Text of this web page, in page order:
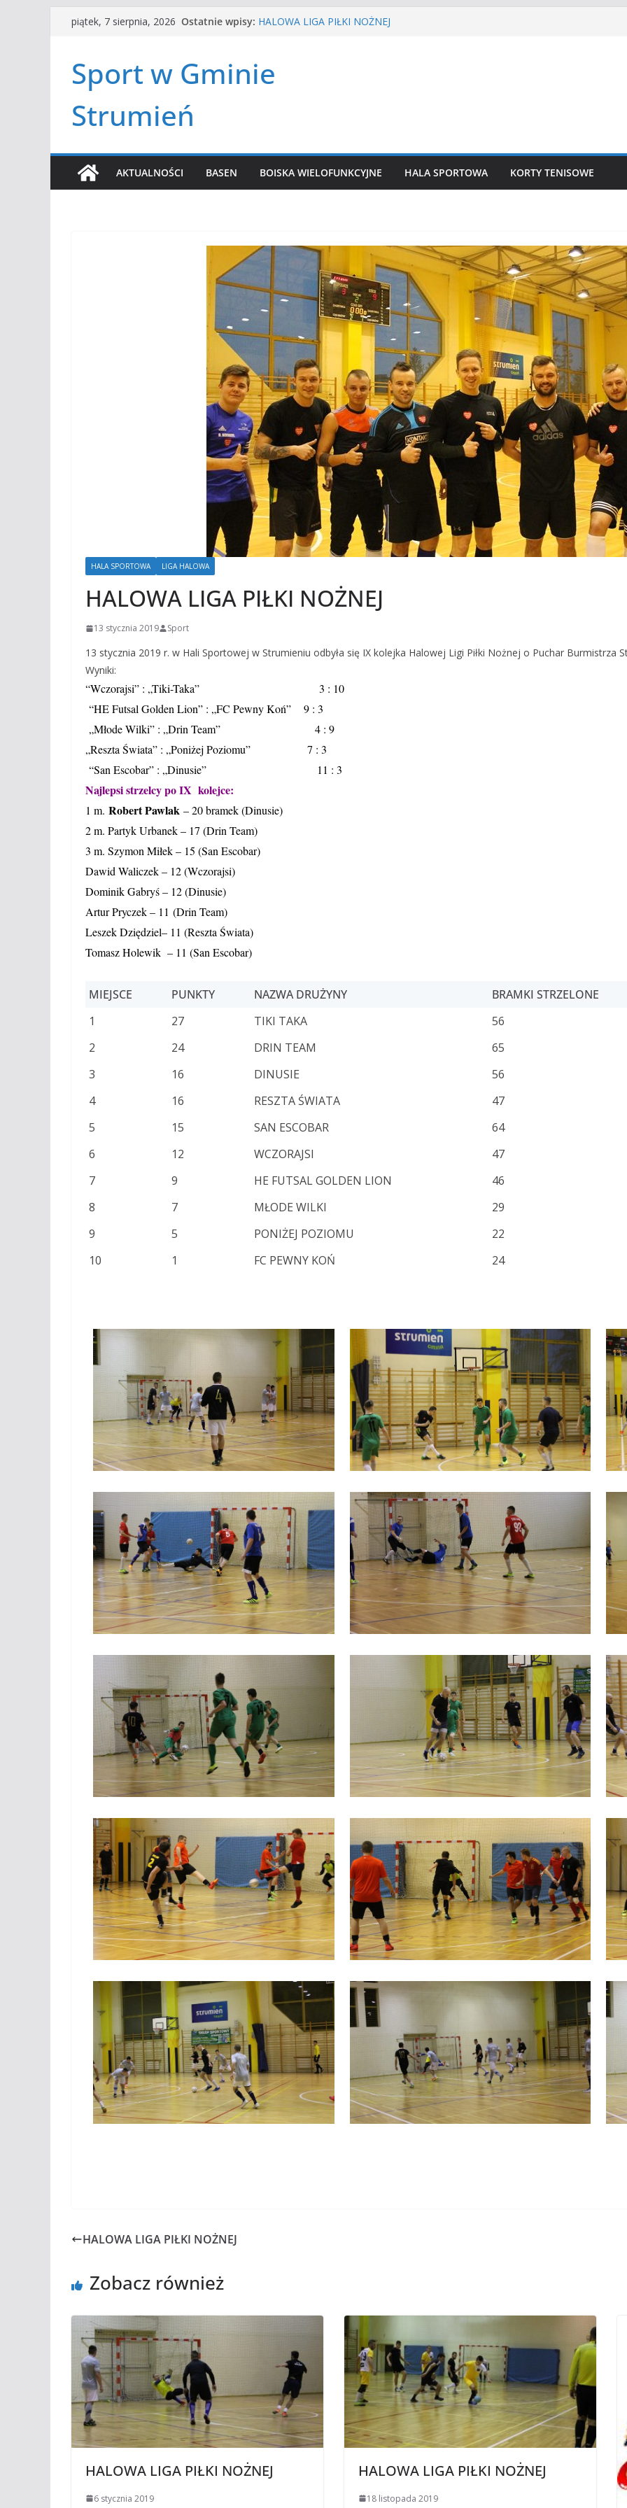
Przejdźpiątek, 7 sierpnia, 2026 Ostatnie wpisy: HALOWA LIGA PIŁKI NOŻNEJ
Czwórbój lekkoatletyczny
Sport w Gminie
Strumień
AKTUALNOŚCI BASEN BOISKA WIELOFUNKCYJNE HALA SPORTOWA KORTY TENISOWE
HALA SPORTOWA LIGA HALOWA
HALOWA LIGA PIŁKI NOŻNEJ
13 stycznia 2019 Sport
13 stycznia 2019 r. w Hali Sportowej w Strumieniu odbyła się IX kolejka Halowej Ligi Piłki Nożnej o Puchar Burmistrza
Wyniki:
“Wczorajsi” : „Tiki-Taka” 3 : 10
“HE Futsal Golden Lion” : „FC Pewny Koń” 9 : 3
„Młode Wilki” : „Drin Team” 4 : 9
„Reszta Świata” : „Poniżej Poziomu” 7 : 3
“San Escobar” : „Dinusie” 11 : 3
Najlepsi strzelcy po IX kolejce:
1 m. Robert Pawlak – 20 bramek (Dinusie)
2 m. Partyk Urbanek – 17 (Drin Team)
3 m. Szymon Miłek – 15 (San Escobar)
Dawid Waliczek – 12 (Wczorajsi)
Dominik Gabryś – 12 (Dinusie)
Artur Pryczek – 11 (Drin Team)
Leszek Dziędziel– 11 (Reszta Świata)
Tomasz Holewik – 11 (San Escobar)
MIEJSCE PUNKTY NAZWA DRUŻYNY
BRAMKI STRZELONE
1
27 TIKI TAKA
56
2
24 DRIN TEAM
65
3
16 DINUSIE
56
4
16 RESZTA ŚWIATA
47
5
15 SAN ESCOBAR
64
6
12 WCZORAJSI
47
7
9 HE FUTSAL GOLDEN LION
46
8
7 MŁODE WILKI
29
9
5 PONIŻEJ POZIOMU
22
10
1 FC PEWNY KOŃ 24
HALOWA LIGA PIŁKI NOŻNEJ
Zobacz również
HALOWA LIGA PIŁKI NOŻNEJ
6 stycznia 2019
HALOWA LIGA PIŁKI NOŻNEJ
18 listopada 2019